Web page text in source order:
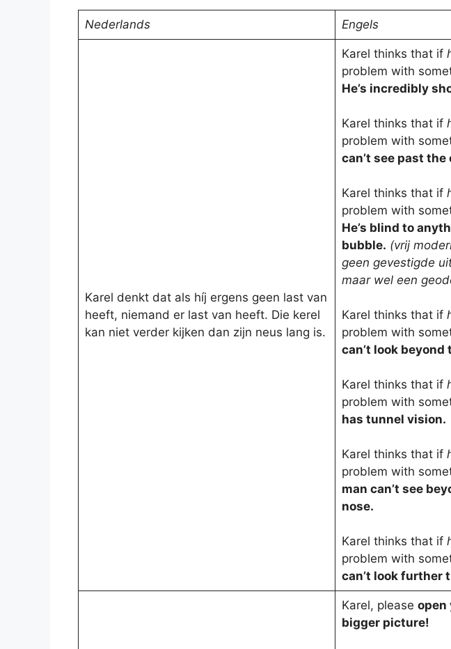
Nederlands Engels
Karel denkt dat als híj ergens geen last van
heeft, niemand er last van heeft. Die kerel
kan niet verder kijken dan zijn neus lang is.
Karel thinks that if
problem with
He’s incredibly
Karel thinks that if
problem with
can’t see past
Karel thinks that if
problem with
He’s blind to
bubble. (vrij
geen gevestigde
maar wel een
Karel thinks that if
problem with
can’t look beyond
Karel thinks that if
problem with
has tunnel vision.
Karel thinks that if
problem with
man can’t see
nose.
Karel thinks that if
problem with
can’t look further
Karel, please open
bigger picture!